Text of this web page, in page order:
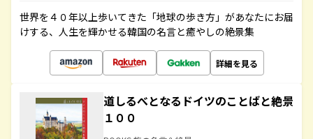
世界を４０年以上歩いてきた「地球の歩き方」があなたにお届
けする、人生を輝かせる韓国の名言と癒やしの絶景集
詳細を見る
道しるべとなるドイツのことばと絶景
１００